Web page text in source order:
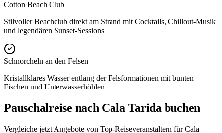
Cotton Beach Club
Stilvoller Beachclub direkt am Strand mit Cocktails, Chillout-Musik
und legendären Sunset-Sessions
Schnorcheln an den Felsen
Kristallklares Wasser entlang der Felsformationen mit bunten
Fischen und Unterwasserhöhlen
Pauschalreise nach Cala Tarida buchen
Vergleiche jetzt Angebote von Top-Reiseveranstaltern für Cala